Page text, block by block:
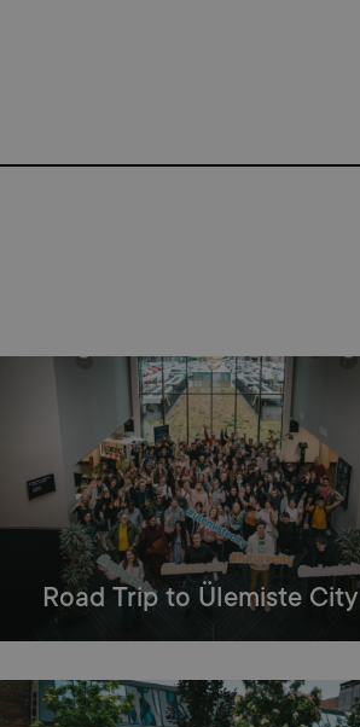
Road Trip to Ülemiste City